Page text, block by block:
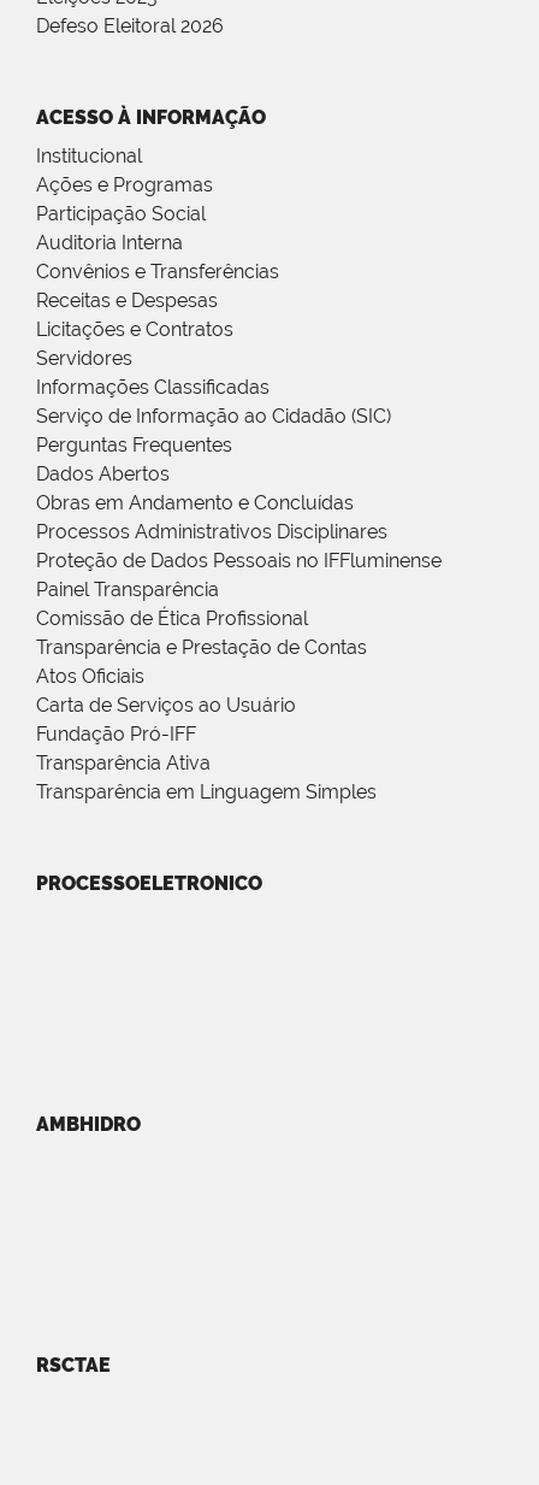
Defeso Eleitoral 2026
ACESSO À INFORMAÇÃO
Institucional
Ações e Programas
Participação Social
Auditoria Interna
Convênios e Transferências
Receitas e Despesas
Licitações e Contratos
Servidores
Informações Classificadas
Serviço de Informação ao Cidadão (SIC)
Perguntas Frequentes
Dados Abertos
Obras em Andamento e Concluídas
Processos Administrativos Disciplinares
Proteção de Dados Pessoais no IFFluminense
Painel Transparência
Comissão de Ética Profissional
Transparência e Prestação de Contas
Atos Oficiais
Carta de Serviços ao Usuário
Fundação Pró-IFF
Transparência Ativa
Transparência em Linguagem Simples
PROCESSOELETRONICO
AMBHIDRO
RSCTAE